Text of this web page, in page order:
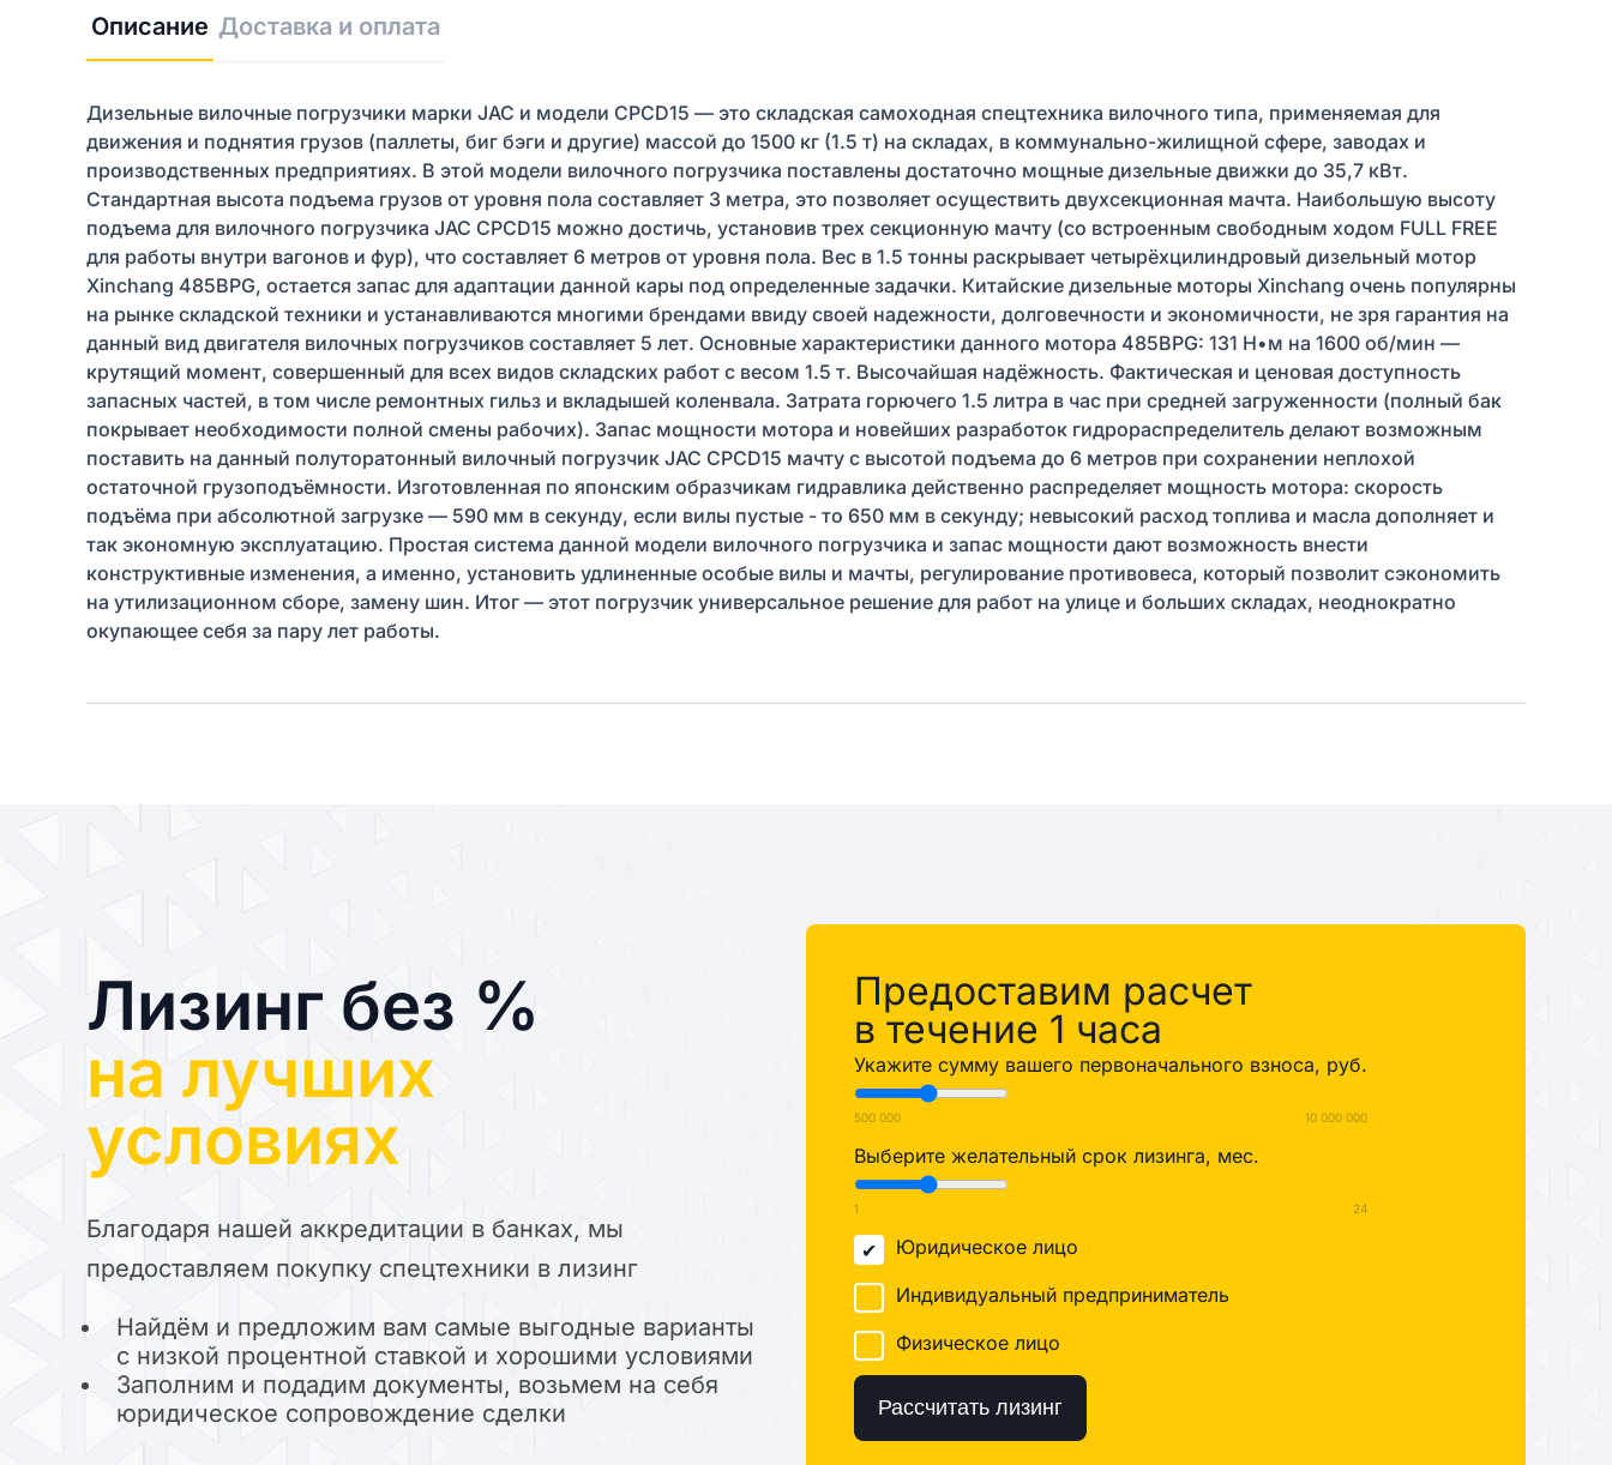
Описание Доставка и оплата
Дизельные вилочные погрузчики марки JAC и модели CPCD15 — это складская самоходная спецтехника вилочного типа, применяемая для
движения и поднятия грузов (паллеты, биг бэги и другие) массой до 1500 кг (1.5 т) на складах, в коммунально-жилищной сфере, заводах и
производственных предприятиях. В этой модели вилочного погрузчика поставлены достаточно мощные дизельные движки до 35,7 кВт.
Стандартная высота подъема грузов от уровня пола составляет 3 метра, это позволяет осуществить двухсекционная мачта. Наибольшую высоту
подъема для вилочного погрузчика JAC CPCD15 можно достичь, установив трех секционную мачту (со встроенным свободным ходом FULL FREE
для работы внутри вагонов и фур), что составляет 6 метров от уровня пола. Вес в 1.5 тонны раскрывает четырёхцилиндровый дизельный мотор
Xinchang 485BPG, остается запас для адаптации данной кары под определенные задачки. Китайские дизельные моторы Xinchang очень популярны
на рынке складской техники и устанавливаются многими брендами ввиду своей надежности, долговечности и экономичности, не зря гарантия на
данный вид двигателя вилочных погрузчиков составляет 5 лет. Основные характеристики данного мотора 485BPG: 131 Н•м на 1600 об/мин —
крутящий момент, совершенный для всех видов складских работ с весом 1.5 т. Высочайшая надёжность. Фактическая и ценовая доступность
запасных частей, в том числе ремонтных гильз и вкладышей коленвала. Затрата горючего 1.5 литра в час при средней загруженности (полный бак
покрывает необходимости полной смены рабочих). Запас мощности мотора и новейших разработок гидрораспределитель делают возможным
поставить на данный полуторатонный вилочный погрузчик JAC CPCD15 мачту с высотой подъема до 6 метров при сохранении неплохой
остаточной грузоподъёмности. Изготовленная по японским образчикам гидравлика действенно распределяет мощность мотора: скорость
подъёма при абсолютной загрузке — 590 мм в секунду, если вилы пустые - то 650 мм в секунду; невысокий расход топлива и масла дополняет и
так экономную эксплуатацию. Простая система данной модели вилочного погрузчика и запас мощности дают возможность внести
конструктивные изменения, а именно, установить удлиненные особые вилы и мачты, регулирование противовеса, который позволит сэкономить
на утилизационном сборе, замену шин. Итог — этот погрузчик универсальное решение для работ на улице и больших складах, неоднократно
окупающее себя за пару лет работы.
Лизинг без %
на лучших
условиях
Благодаря нашей аккредитации в банках, мы
предоставляем покупку спецтехники в лизинг
Найдём и предложим вам самые выгодные варианты
с низкой процентной ставкой и хорошими условиями
Заполним и подадим документы, возьмем на себя
юридическое сопровождение сделки
Предоставим расчет
в течение 1 часа
Укажите сумму вашего первоначального взноса, руб.
500 000 10 000 000
Выберите желательный срок лизинга, мес.
1 24
Юридическое лицо
Индивидуальный предприниматель
Физическое лицо
Рассчитать лизинг